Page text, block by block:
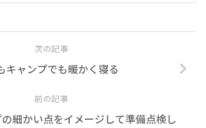
次の記事
キャンプでも暖かく寝る
前の記事
細かい点をイメージして準備点検し